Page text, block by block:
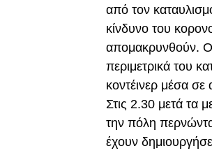
από τον
κίνδυνο του
απομακρυνθούν.
περιμετρικά του
κοντέινερ μέσα σε
Στις 2.30 μετά τα
την πόλη
έχουν